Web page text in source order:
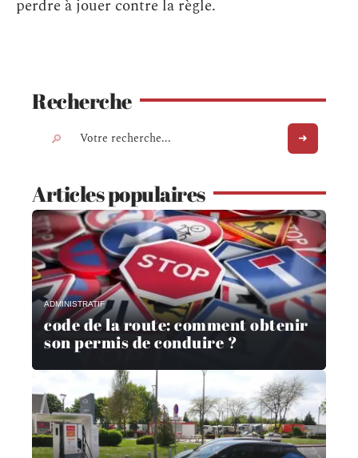
perdre à jouer contre la règle.
Recherche
Articles populaires
ADMINISTRATIF
code de la route: comment obtenir
son permis de conduire ?